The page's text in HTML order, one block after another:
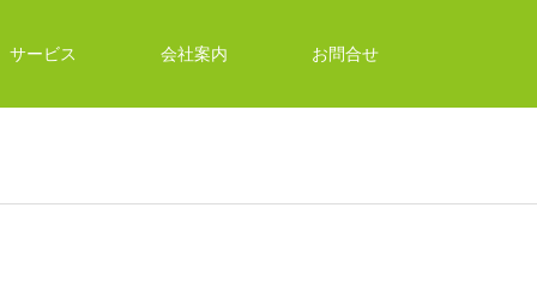
サービス 会社案内 お問合せ